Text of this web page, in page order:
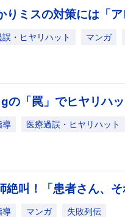
りミスの対策には「
・ヒヤリハット マンガ
の「罠」でヒヤリハッ
導 医療過誤・ヒヤリハット
絶叫！「患者さん、
導 マンガ 失敗列伝